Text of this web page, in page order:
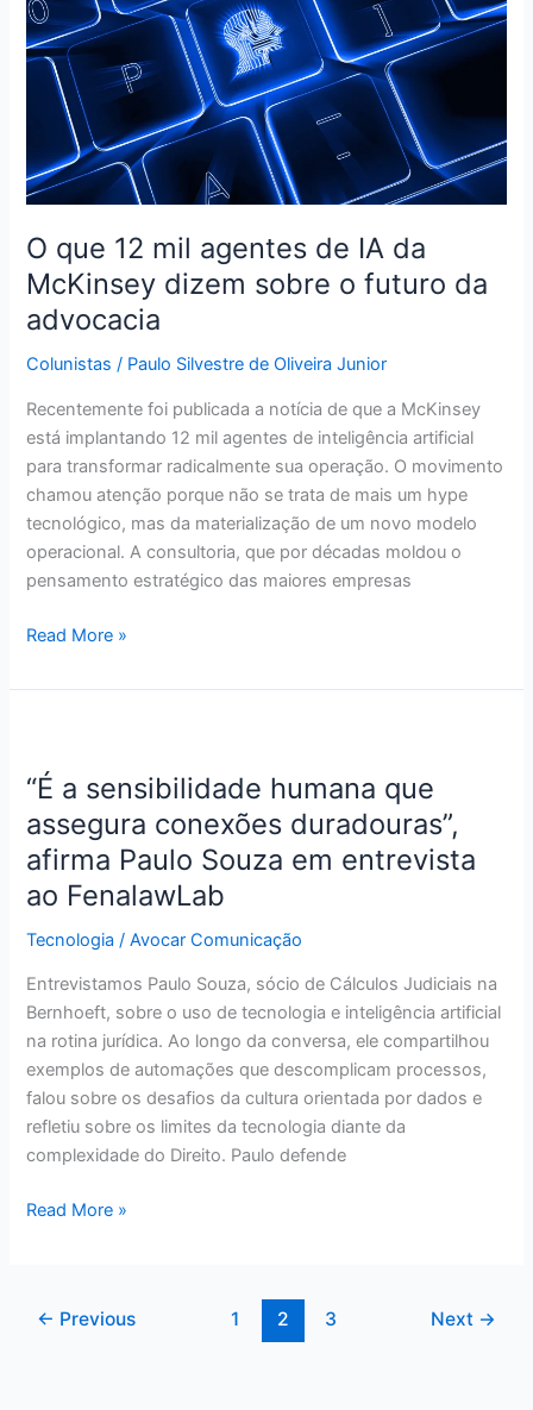
O que 12 mil agentes de IA da
McKinsey dizem sobre o futuro da
advocacia
Colunistas / Paulo Silvestre de Oliveira Junior
Recentemente foi publicada a notícia de que a McKinsey
está implantando 12 mil agentes de inteligência artificial
para transformar radicalmente sua operação. O movimento
chamou atenção porque não se trata de mais um hype
tecnológico, mas da materialização de um novo modelo
operacional. A consultoria, que por décadas moldou o
pensamento estratégico das maiores empresas
agentes
de
IA
McKinsey
dizem
sobre
futuro
da
advocacia
Read More »
“É a sensibilidade humana que
assegura conexões duradouras”,
afirma Paulo Souza em entrevista
ao FenalawLab
Tecnologia /Avocar Comunicação
Entrevistamos Paulo Souza, sócio de Cálculos Judiciais na
Bernhoeft, sobre o uso de tecnologia e inteligência artificial
na rotina jurídica. Ao longo da conversa, ele compartilhou
exemplos de automações que descomplicam processos,
falou sobre os desafios da cultura orientada por dados e
refletiu sobre os limites da tecnologia diante da
complexidade do Direito. Paulo defende
sensibilidade
humana
que
assegura
conexões
duradouras”,
Paulo
Souza
em
entrevista
ao
FenalawLab
Read More »
← Previous 1 2 3 Next →